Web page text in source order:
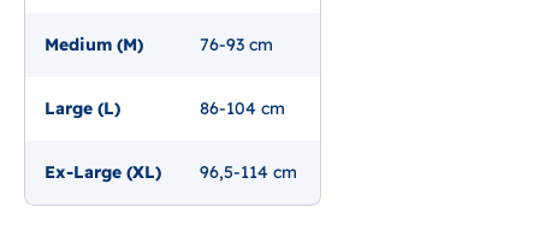
Medium (M) 76-93 cm
Large (L) 86-104 cm
Ex-Large (XL) 96,5-114 cm